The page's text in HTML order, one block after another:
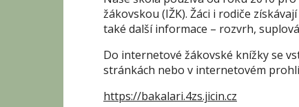
žákovskou (IŽK). Žáci i rodiče
také další informace – rozvrh,
Do internetové žákovské knížky se
stránkách nebo v internetovém
https://bakalari.4zs.jicin.cz